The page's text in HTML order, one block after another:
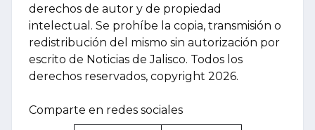
derechos de autor y de propiedad
intelectual. Se prohíbe la copia, transmisión o
redistribución del mismo sin autorización por
escrito de Noticias de Jalisco. Todos los
derechos reservados, copyright 2026.
Comparte en redes sociales